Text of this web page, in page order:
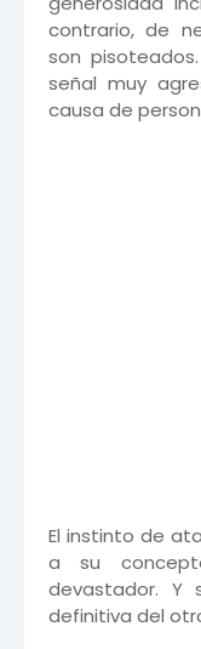
contrario, de
son
señal muy
causa de
El instinto de
a su
devastador. Y
definitiva del